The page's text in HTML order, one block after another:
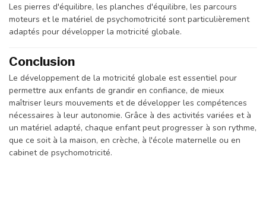
Les pierres d'équilibre, les planches d'équilibre, les parcours
moteurs et le matériel de psychomotricité sont particulièrement
adaptés pour développer la motricité globale.
Conclusion
Le développement de la motricité globale est essentiel pour
permettre aux enfants de grandir en confiance, de mieux
maîtriser leurs mouvements et de développer les compétences
nécessaires à leur autonomie. Grâce à des activités variées et à
un matériel adapté, chaque enfant peut progresser à son rythme,
que ce soit à la maison, en crèche, à l'école maternelle ou en
cabinet de psychomotricité.